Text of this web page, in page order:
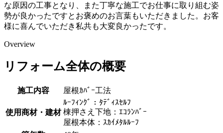
な原因の工事となり、また丁寧な施工でお仕事に取り組む姿
勢が良かったですとお褒めのお言葉もいただきました。お客
様に喜んでいただき私共も大変良かったです。
Overview
リフォーム全体の概要
施工内容 屋根ｶﾊﾞｰ工法
使用商材・建材
ﾙｰﾌｨﾝｸﾞ：ﾀﾃﾞｨｽｾﾙﾌ
棟押さえ下地：ｴｺﾗﾝﾊﾞｰ
屋根本体：ｽｶｲﾒﾀﾙﾙｰﾌ